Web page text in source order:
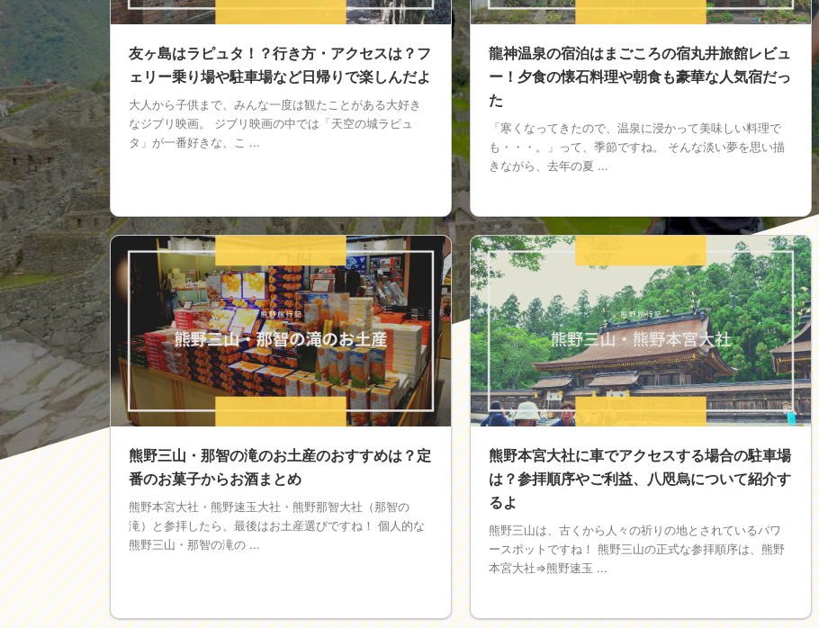
友ヶ島はラピュタ！？行き方・アクセスは？フ
ェリー乗り場や駐車場など日帰りで楽しんだよ
大人から子供まで、みんな一度は観たことがある大好き
なジブリ映画。 ジブリ映画の中では「天空の城ラピュ
タ」が一番好きな、こ ...
龍神温泉の宿泊はまごころの宿丸井旅館レビュ
ー！夕食の懐石料理や朝食も豪華な人気宿だっ
た
「寒くなってきたので、温泉に浸かって美味しい料理で
も・・・。」って、季節ですね。 そんな淡い夢を思い描
きながら、去年の夏 ...
熊野三山・那智の滝のお土産のおすすめは？定
番のお菓子からお酒まとめ
熊野本宮大社・熊野速玉大社・熊野那智大社（那智の
滝）と参拝したら、最後はお土産選びですね！ 個人的な
熊野三山・那智の滝の ...
熊野本宮大社に車でアクセスする場合の駐車場
は？参拝順序やご利益、八咫烏について紹介す
るよ
熊野三山は、古くから人々の祈りの地とされているパワ
ースポットですね！ 熊野三山の正式な参拝順序は、熊野
本宮大社⇒熊野速玉 ...